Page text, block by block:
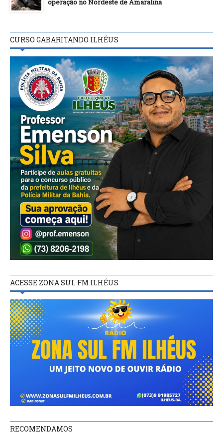
operação no Nordeste de Amaralina
CURSO GABARITANDO ILHÉUS
ACESSE ZONA SUL FM ILHÉUS
RECOMENDAMOS